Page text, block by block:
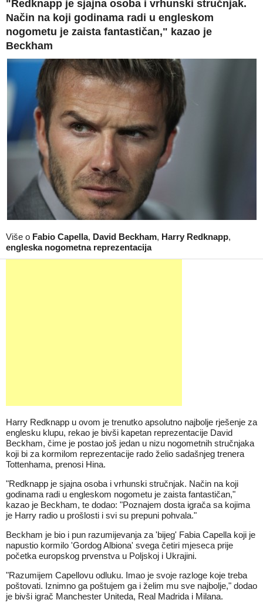
"Redknapp je sjajna osoba i vrhunski stručnjak.
Način na koji godinama radi u engleskom
nogometu je zaista fantastičan," kazao je
Beckham
Više o Fabio Capella, David Beckham, Harry Redknapp,
engleska nogometna reprezentacija
Harry Redknapp u ovom je trenutko apsolutno najbolje rješenje za
englesku klupu, rekao je bivši kapetan reprezentacije David
Beckham, čime je postao još jedan u nizu nogometnih stručnjaka
koji bi za kormilom reprezentacije rado želio sadašnjeg trenera
Tottenhama, prenosi Hina.
"Redknapp je sjajna osoba i vrhunski stručnjak. Način na koji
godinama radi u engleskom nogometu je zaista fantastičan,"
kazao je Beckham, te dodao: "Poznajem dosta igrača sa kojima
je Harry radio u prošlosti i svi su prepuni pohvala."
Beckham je bio i pun razumijevanja za 'bijeg' Fabia Capella koji je
napustio kormilo 'Gordog Albiona' svega četiri mjeseca prije
početka europskog prvenstva u Poljskoj i Ukrajini.
"Razumijem Capellovu odluku. Imao je svoje razloge koje treba
poštovati. Iznimno ga poštujem ga i želim mu sve najbolje," dodao
je bivši igrač Manchester Uniteda, Real Madrida i Milana.